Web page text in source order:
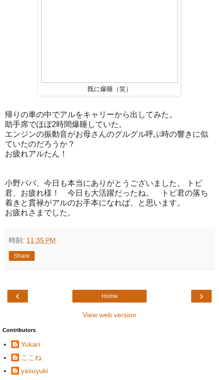
既に爆睡（笑）
帰りの車の中でアルをキャリーから出してみた。
助手席でほぼ2時間爆睡していた。
エンジンの振動音がお母さんのグルグル呼ぶ時の響きに似
ていたのだろうか？
お疲れアルたん！
小野パパ、今日も本当にありがとうございました。 トビ
君、お疲れ様！ 今日も大活躍だったね。 トビ君の落ち
着きと貫禄がアルのお手本になれば、と思います。
お疲れさまでした。
時刻: 11:35 PM
Share
‹ ›
Home
View web version
Contributors
Yukari
ここね
yasuyuki